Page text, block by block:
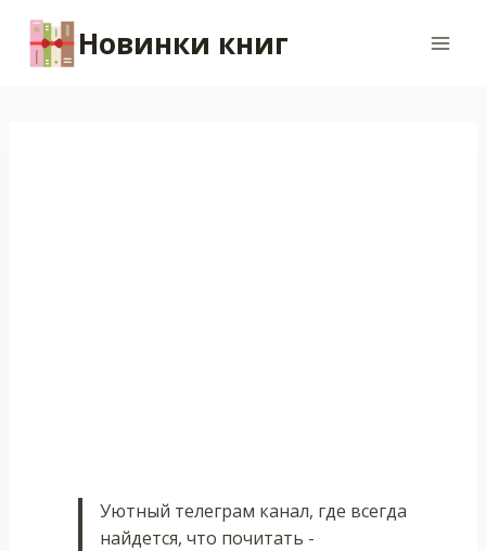
содержимому
Новинки книг
Уютный телеграм канал, где всегда
найдется, что почитать -